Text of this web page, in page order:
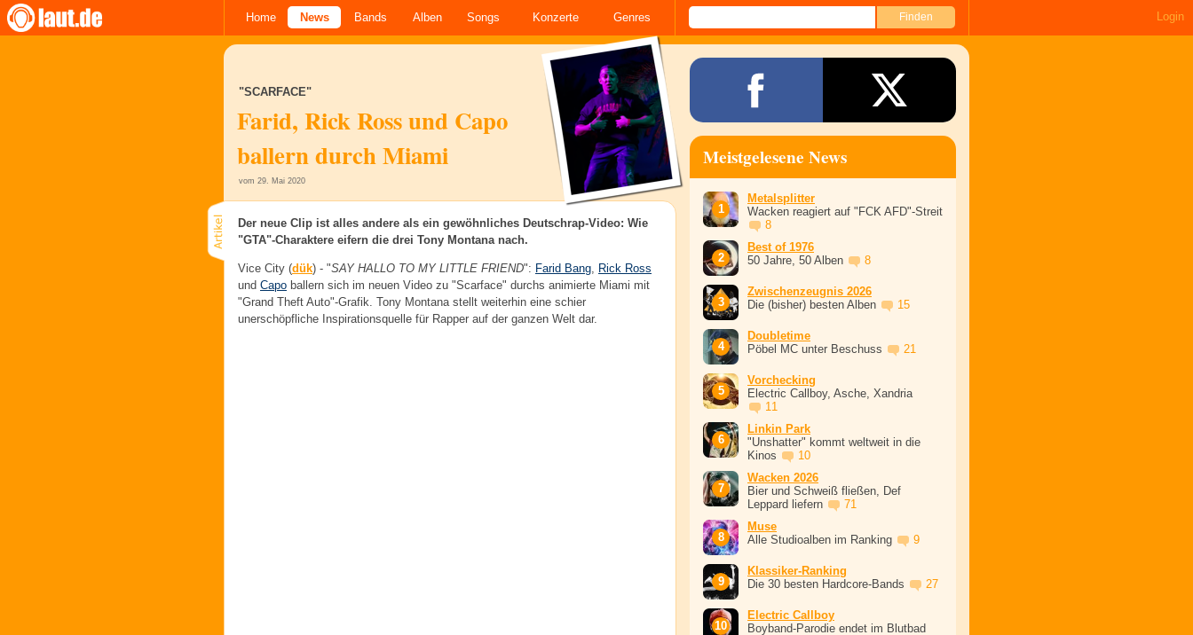
Home News Bands Alben Songs Konzerte Genres Login
"SCARFACE"
Farid, Rick Ross und Capo
ballern durch Miami
vom 29. Mai 2020
Der neue Clip ist alles andere als ein gewöhnliches Deutschrap-Video: Wie
"GTA"-Charaktere eifern die drei Tony Montana nach.
Vice City (dük) - "SAY HALLO TO MY LITTLE FRIEND": Farid Bang
Rick Ross
und Capo ballern sich im neuen Video zu "Scarface" durchs animierte Miami mit
"Grand Theft Auto"-Grafik. Tony Montana stellt weiterhin eine schier
unerschöpfliche Inspirationsquelle für Rapper auf der ganzen Welt dar.
Meistgelesene News
Metalsplitter
Wacken reagiert auf "FCK AFD"-Streit
8
Best of 1976
50 Jahre, 50 Alben
8
Zwischenzeugnis 2026
Die (bisher) besten Alben
15
Doubletime
Pöbel MC unter Beschuss
21
Vorchecking
Electric Callboy, Asche, Xandria
11
Linkin Park
"Unshatter" kommt weltweit in die
Kinos
10
Wacken 2026
Bier und Schweiß fließen, Def
Leppard liefern
71
Muse
Alle Studioalben im Ranking
9
Klassiker-Ranking
Die 30 besten Hardcore-Bands
27
Electric Callboy
Boyband-Parodie endet im Blutbad